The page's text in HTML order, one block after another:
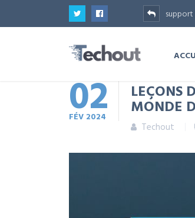
02
FÉV 2024
LEÇONS
MONDE
Techout